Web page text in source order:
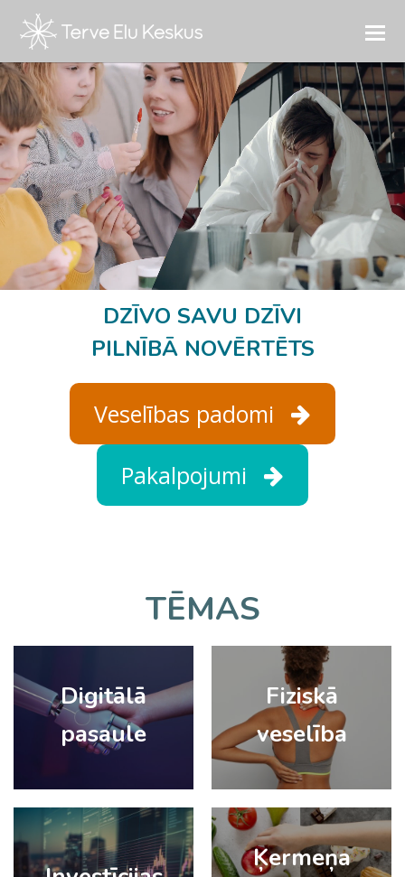
DZĪVO SAVU DZĪVI
PILNĪBĀ NOVĒRTĒTS
Veselības padomi
Pakalpojumi
TĒMAS
Digitālā
pasaule
Fiziskā
veselība
Ķermeņa